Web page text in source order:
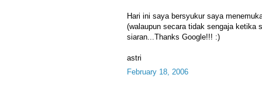
Hari ini saya bersyukur saya
(walaupun secara tidak sengaja ketika
siaran...Thanks Google!!! :)
astri
February 18, 2006